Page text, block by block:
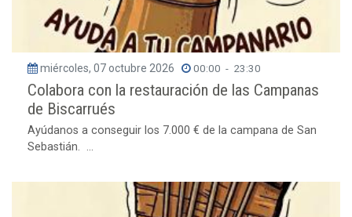
miércoles, 07 octubre 2026 00:00 - 23:30
Colabora con la restauración de las Campanas
de Biscarrués
Ayúdanos a conseguir los 7.000 € de la campana de San
Sebastián. ...